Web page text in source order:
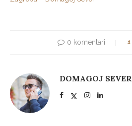
0 komentari 1
DOMAGOJ SEVER